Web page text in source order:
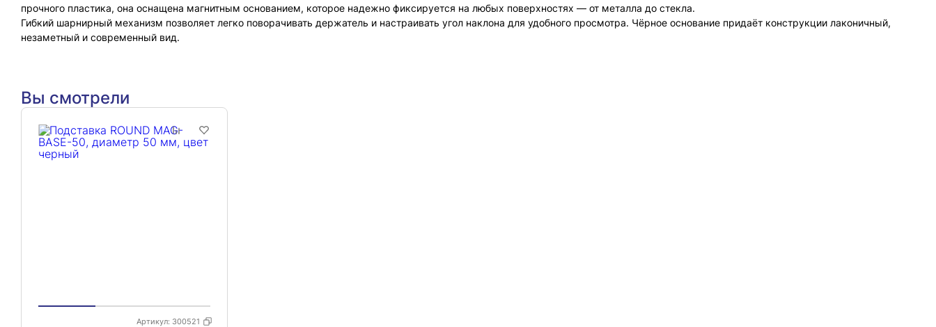
прочного пластика, она оснащена магнитным основанием, которое надежно фиксируется на любых поверхностях — от металла до стекла.
Гибкий шарнирный механизм позволяет легко поворачивать держатель и настраивать угол наклона для удобного просмотра. Чёрное основание придаёт конструкции лаконичный,
незаметный и современный вид.
Вы смотрели
Артикул: 300521